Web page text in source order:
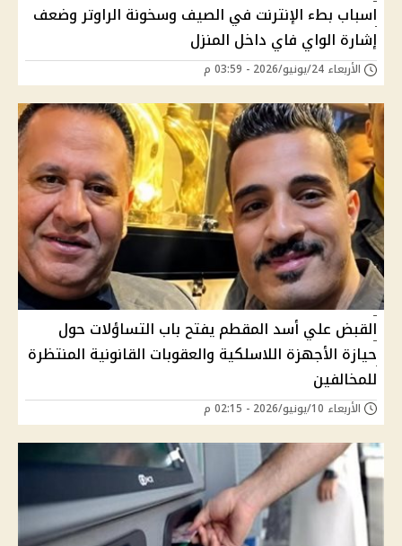
اسباب بطء الإنترنت في الصيف وسخونة الراوتر وضعف
إشارة الواي فاي داخل المنزل
الأربعاء 24/يونيو/2026 - 03:59 م
القبض علي أسد المقطم يفتح باب التساؤلات حول
حيازة الأجهزة اللاسلكية والعقوبات القانونية المنتظرة
للمخالفين
الأربعاء 10/يونيو/2026 - 02:15 م